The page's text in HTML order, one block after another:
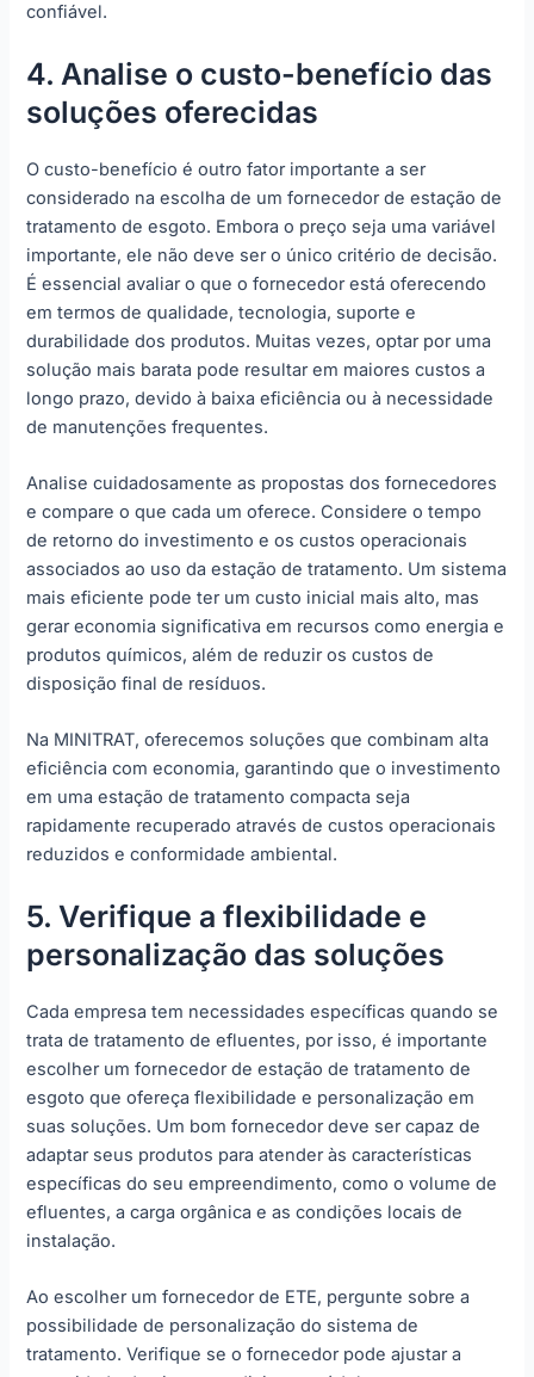
confiável.
4. Analise o custo-benefício das
soluções oferecidas
O custo-benefício é outro fator importante a ser
considerado na escolha de um fornecedor de estação de
tratamento de esgoto. Embora o preço seja uma variável
importante, ele não deve ser o único critério de decisão.
É essencial avaliar o que o fornecedor está oferecendo
em termos de qualidade, tecnologia, suporte e
durabilidade dos produtos. Muitas vezes, optar por uma
solução mais barata pode resultar em maiores custos a
longo prazo, devido à baixa eficiência ou à necessidade
de manutenções frequentes.
Analise cuidadosamente as propostas dos fornecedores
e compare o que cada um oferece. Considere o tempo
de retorno do investimento e os custos operacionais
associados ao uso da estação de tratamento. Um sistema
mais eficiente pode ter um custo inicial mais alto, mas
gerar economia significativa em recursos como energia e
produtos químicos, além de reduzir os custos de
disposição final de resíduos.
Na MINITRAT, oferecemos soluções que combinam alta
eficiência com economia, garantindo que o investimento
em uma estação de tratamento compacta seja
rapidamente recuperado através de custos operacionais
reduzidos e conformidade ambiental.
5. Verifique a flexibilidade e
personalização das soluções
Cada empresa tem necessidades específicas quando se
trata de tratamento de efluentes, por isso, é importante
escolher um fornecedor de estação de tratamento de
esgoto que ofereça flexibilidade e personalização em
suas soluções. Um bom fornecedor deve ser capaz de
adaptar seus produtos para atender às características
específicas do seu empreendimento, como o volume de
efluentes, a carga orgânica e as condições locais de
instalação.
Ao escolher um fornecedor de ETE, pergunte sobre a
possibilidade de personalização do sistema de
tratamento. Verifique se o fornecedor pode ajustar a